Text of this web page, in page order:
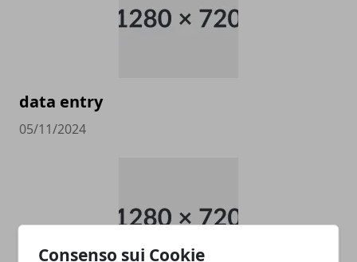
Consenso sui Cookie
data entry
05/11/2024